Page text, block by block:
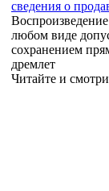
сведения о
любом виде
сохранением
дремлет
Читайте и